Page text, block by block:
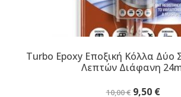
Turbo Epoxy Εποξική Κόλλα Δύο
Λεπτών Διάφανη
10,00€ Original
9,50 €Η